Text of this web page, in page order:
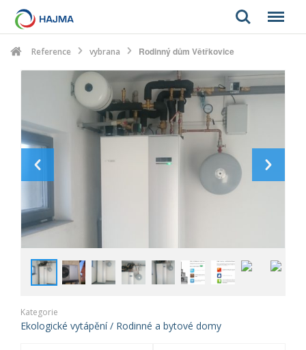
Search Menu
Reference vybrana Rodinný dům Větřkovice
Kategorie
Ekologické vytápění / Rodinné a bytové domy